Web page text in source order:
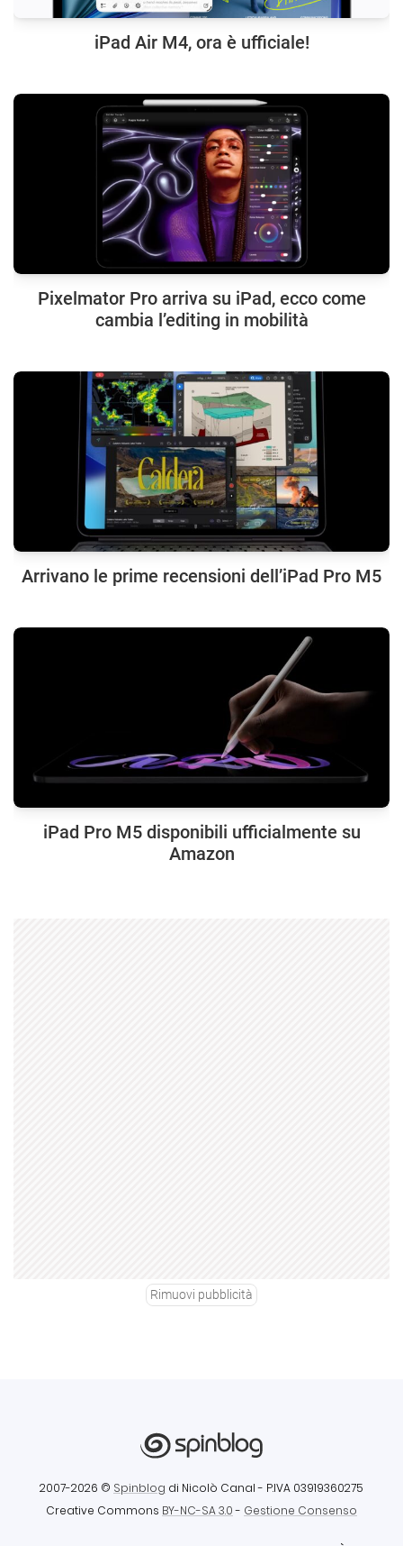
iPad Air M4, ora è ufficiale!
Pixelmator Pro arriva su iPad, ecco come
cambia l’editing in mobilità
Arrivano le prime recensioni dell’iPad Pro M5
iPad Pro M5 disponibili ufficialmente su
Amazon
Rimuovi pubblicità
2007-2026 © Spinblog di Nicolò Canal - P.IVA 03919360275
Creative Commons BY-NC-SA 3.0- Gestione Consenso